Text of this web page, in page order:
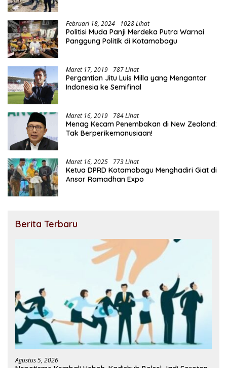
Februari 18, 2024 1028 Lihat
Politisi Muda Panji Merdeka Putra Warnai
Panggung Politik di Kotamobagu
Maret 17, 2019 787 Lihat
Pergantian Jitu Luis Milla yang Mengantar
Indonesia ke Semifinal
Maret 16, 2019 784 Lihat
Menag Kecam Penembakan di New Zealand:
Tak Berperikemanusiaan!
Maret 16, 2025 773 Lihat
Ketua DPRD Kotamobagu Menghadiri Giat di
Ansor Ramadhan Expo
Berita Terbaru
Agustus 5, 2026